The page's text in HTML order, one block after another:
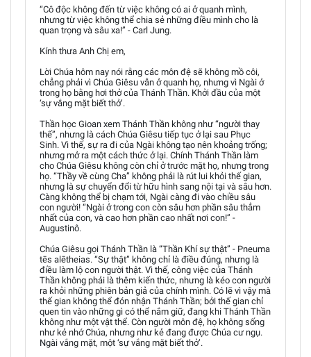
“Cô độc không đến từ việc không có ai ở quanh mình,
nhưng từ việc không thể chia sẻ những điều mình cho là
quan trọng và sâu xa!” - Carl Jung.
Kính thưa Anh Chị em,
Lời Chúa hôm nay nói rằng các môn đệ sẽ không mồ côi,
chẳng phải vì Chúa Giêsu vẫn ở quanh họ, nhưng vì Ngài ở
trong họ bằng hơi thở của Thánh Thần. Khởi đầu của một
‘sự vắng mặt biết thở’.
Thần học Gioan xem Thánh Thần không như “người thay
thế”, nhưng là cách Chúa Giêsu tiếp tục ở lại sau Phục
Sinh. Vì thế, sự ra đi của Ngài không tạo nên khoảng trống;
nhưng mở ra một cách thức ở lại. Chính Thánh Thần làm
cho Chúa Giêsu không còn chỉ ở trước mặt họ, nhưng trong
họ. “Thầy về cùng Cha” không phải là rút lui khỏi thế gian,
nhưng là sự chuyển đổi từ hữu hình sang nội tại và sâu hơn.
Càng không thể bị chạm tới, Ngài càng đi vào chiều sâu
con người! “Ngài ở trong con còn sâu hơn phần sâu thẳm
nhất của con, và cao hơn phần cao nhất nơi con!” -
Augustinô.
Chúa Giêsu gọi Thánh Thần là “Thần Khí sự thật” - Pneuma
tēs alētheias. “Sự thật” không chỉ là điều đúng, nhưng là
điều làm lộ con người thật. Vì thế, công việc của Thánh
Thần không phải là thêm kiến thức, nhưng là kéo con người
ra khỏi những phiên bản giả của chính mình. Có lẽ vì vậy mà
thế gian không thể đón nhận Thánh Thần; bởi thế gian chỉ
quen tin vào những gì có thể nắm giữ, đang khi Thánh Thần
không như một vật thể. Còn người môn đệ, họ không sống
như kẻ nhớ Chúa, nhưng như kẻ đang được Chúa cư ngụ.
Ngài vắng mặt, một ‘sự vắng mặt biết thở’.